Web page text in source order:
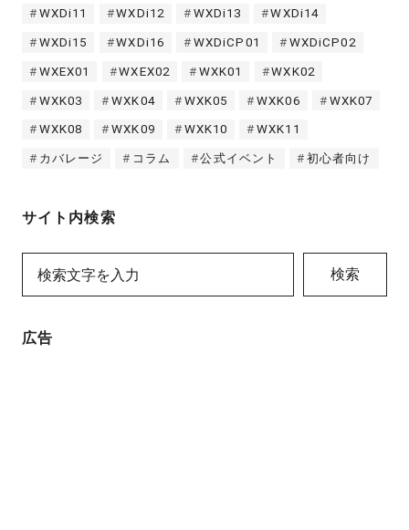
WXDi11 WXDi12 WXDi13 WXDi14
WXDi15 WXDi16 WXDiCP01 WXDiCP02
WXEX01 WXEX02 WXK01 WXK02
WXK03 WXK04 WXK05 WXK06 WXK07
WXK08 WXK09 WXK10 WXK11
カバレージ コラム 公式イベント 初心者向け
サイト内検索
検索
広告